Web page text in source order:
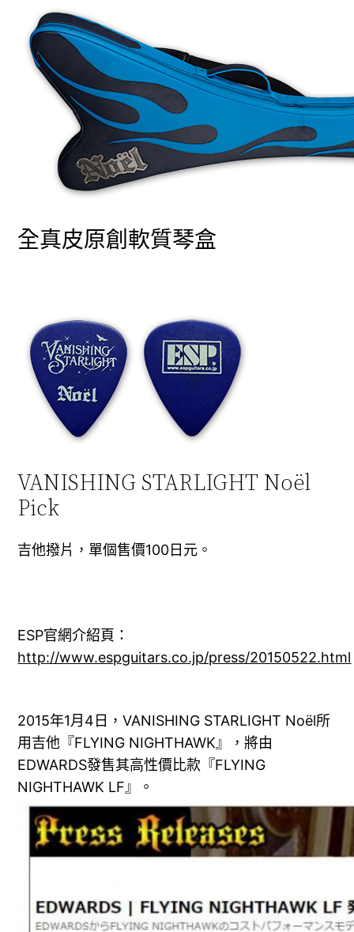
全真皮原創軟質琴盒
VANISHING STARLIGHT Noël
Pick
吉他撥片，單個售價100日元。
ESP官網介紹頁：
http://www.espguitars.co.jp/press/20150522.html
2015年1月4日，VANISHING STARLIGHT Noël所
用吉他『FLYING NIGHTHAWK』，將由
EDWARDS發售其高性價比款『FLYING
NIGHTHAWK LF』。